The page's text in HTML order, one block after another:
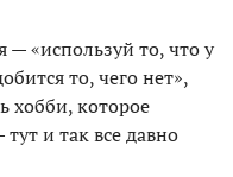
«используй то, что у
то, чего нет»,
хобби, которое
и так все давно